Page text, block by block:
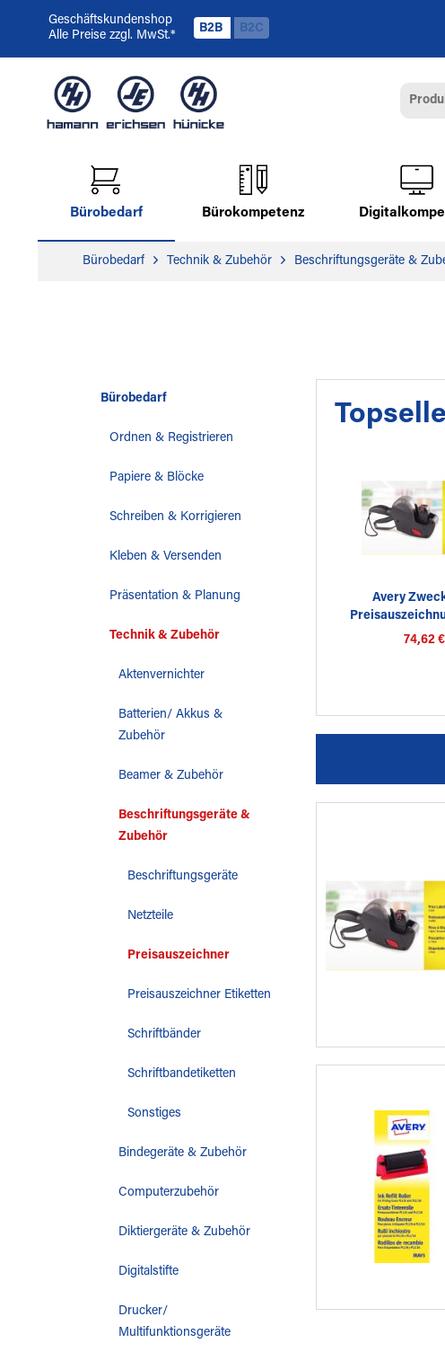
Geschäftskundenshop
Alle Preise zzgl. MwSt.*
B2B B2C
Bürobedarf Bürokompetenz
Bürobedarf Technik & Zubehör Beschriftungsgeräte &
Bürobedarf
Ordnen & Registrieren
Papiere & Blöcke
Schreiben & Korrigieren
Kleben & Versenden
Präsentation & Planung
Technik & Zubehör
Aktenvernichter
Batterien/ Akkus &
Zubehör
Beamer & Zubehör
Beschriftungsgeräte &
Zubehör
Beschriftungsgeräte
Netzteile
Preisauszeichner
Preisauszeichner Etiketten
Schriftbänder
Schriftbandetiketten
Sonstiges
Bindegeräte & Zubehör
Computerzubehör
Diktiergeräte & Zubehör
Digitalstifte
Drucker/
Multifunktionsgeräte
Avery
PL1/8
74,62 €